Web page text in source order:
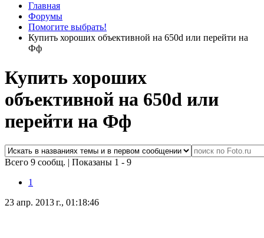
Главная
Форумы
Помогите выбрать!
Купить хороших объективной на 650d или перейти на
Фф
Купить хороших
объективной на 650d или
перейти на Фф
Всего 9 сообщ. | Показаны 1 - 9
1
23 апр. 2013 г., 01:18:46